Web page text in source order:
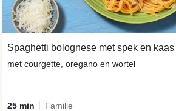
Spaghetti bolognese met spek en kaas
met courgette, oregano en wortel
25 min Familie